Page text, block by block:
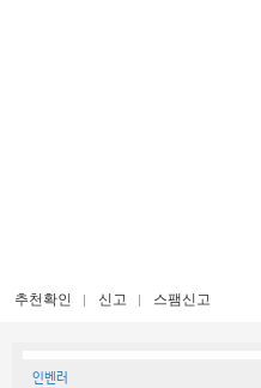
추천확인 신고 스팸신고
인벤러